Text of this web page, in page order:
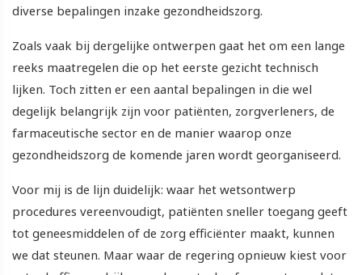
diverse bepalingen inzake gezondheidszorg.
Zoals vaak bij dergelijke ontwerpen gaat het om een lange
reeks maatregelen die op het eerste gezicht technisch
lijken. Toch zitten er een aantal bepalingen in die wel
degelijk belangrijk zijn voor patiënten, zorgverleners, de
farmaceutische sector en de manier waarop onze
gezondheidszorg de komende jaren wordt georganiseerd.
Voor mij is de lijn duidelijk: waar het wetsontwerp
procedures vereenvoudigt, patiënten sneller toegang geeft
tot geneesmiddelen of de zorg efficiënter maakt, kunnen
we dat steunen. Maar waar de regering opnieuw kiest voor